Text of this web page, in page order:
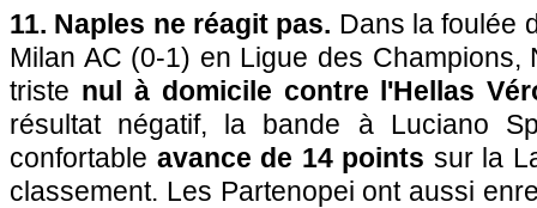
11. Naples ne réagit pas. Dans la foulée
Milan AC (0-1) en Ligue des Champions,
triste nul à domicile contre l'Hellas
résultat négatif, la bande à Luciano
confortable avance de 14 points sur la
classement. Les Partenopei ont aussi